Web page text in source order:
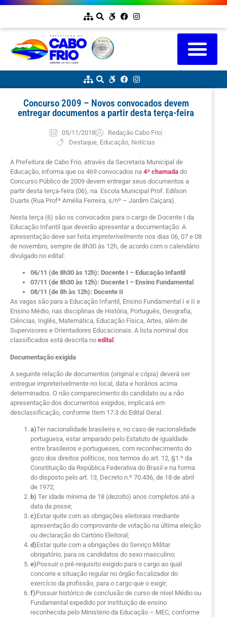
Concurso 2009 – Novos convocados devem
entregar documentos a partir desta terça-feira
05/11/2018
Redação Cabo Frio
Destaque, Educação, Notícias
A Prefeitura de Cabo Frio, através da Secretaria Municipal de
Educação, informa que os 469 convocados na 4ª chamada do
Concurso Público de 2009 devem entregar seus documentos a
partir desta terça-feira (06), na Escola Municipal Prof. Edilson
Duarte (Rua Profª Amélia Ferreira, s/nº – Jardim Caiçara).
Nesta terça (6) são os convocados para o cargo de Docente I da
Educação Infantil que deverão apresentar a documentação. A
apresentação deve ser feita impreterivelmente nos dias 06, 07 e 08
de novembro, sempre de 8h30 às 12h, de acordo com o calendário
divulgado no edital:
06/11 (de 8h30 às 12h): Docente I – Educação Infantil
07/11 (de 8h30 às 12h): Docente I – Ensino Fundamental
08/11 (de 8h às 12h): Docente II
As vagas são para a Educação Infantil, Ensino Fundamental I e II e
Ensino Médio, nas disciplinas de História, Português, Geografia,
Ciências, Inglês, Matemática, Educação Física, Artes, além de
Supervisores e Orientadores Educacionais. A lista nominal dos
classificados está descrita no edital .
Documentação exigida
A seguinte relação de documentos (original e cópia) deverá ser
entregue impreterivelmente no local, data e horários acima
determinados. O não comparecimento do candidato ou a não
apresentação dos documentos exigidos, implicará em
desclassificação, conforme Item 17.3 do Edital Geral.
a)Ter nacionalidade brasileira e, no caso de nacionalidade
portuguesa, estar amparado pelo Estatuto de igualdade
entre brasileiros e portugueses, com reconhecimento do
gozo dos direitos políticos, nos termos do art. 12, §1.º da
Constituição da República Federativa do Brasil e na forma
do disposto pelo art. 13, Decreto n.º 70.436, de 18 de abril
de 1972;
b) Ter idade mínima de 18 (dezoito) anos completos até a
data da posse;
c)Estar quite com as obrigações eleitorais mediante
apresentação do comprovante de votação na última eleição
ou declaração do Cartório Eleitoral;
d)Estar quite com a obrigações do Serviço Militar
obrigatório, para os candidatos do sexo masculino;
e)Possuir o pré-requisito exigido para o cargo ao qual
concorre e situação regular no órgão fiscalizador do
exercício da profissão, para o cargo que o exigir;
f)Possuir histórico de conclusão de curso de nível Médio ou
Fundamental expedido por instituição de ensino
reconhecida pelo Ministério da Educação – MEC, conforme